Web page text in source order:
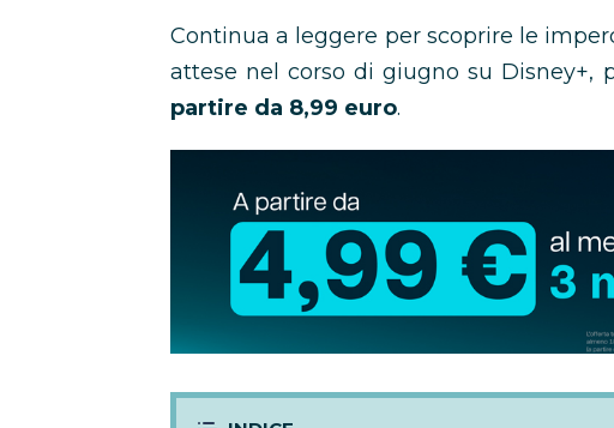
Continua a leggere per scoprire le
attese nel corso di giugno su Disney+,
partire da 8,99 euro.
Disney+
promozione